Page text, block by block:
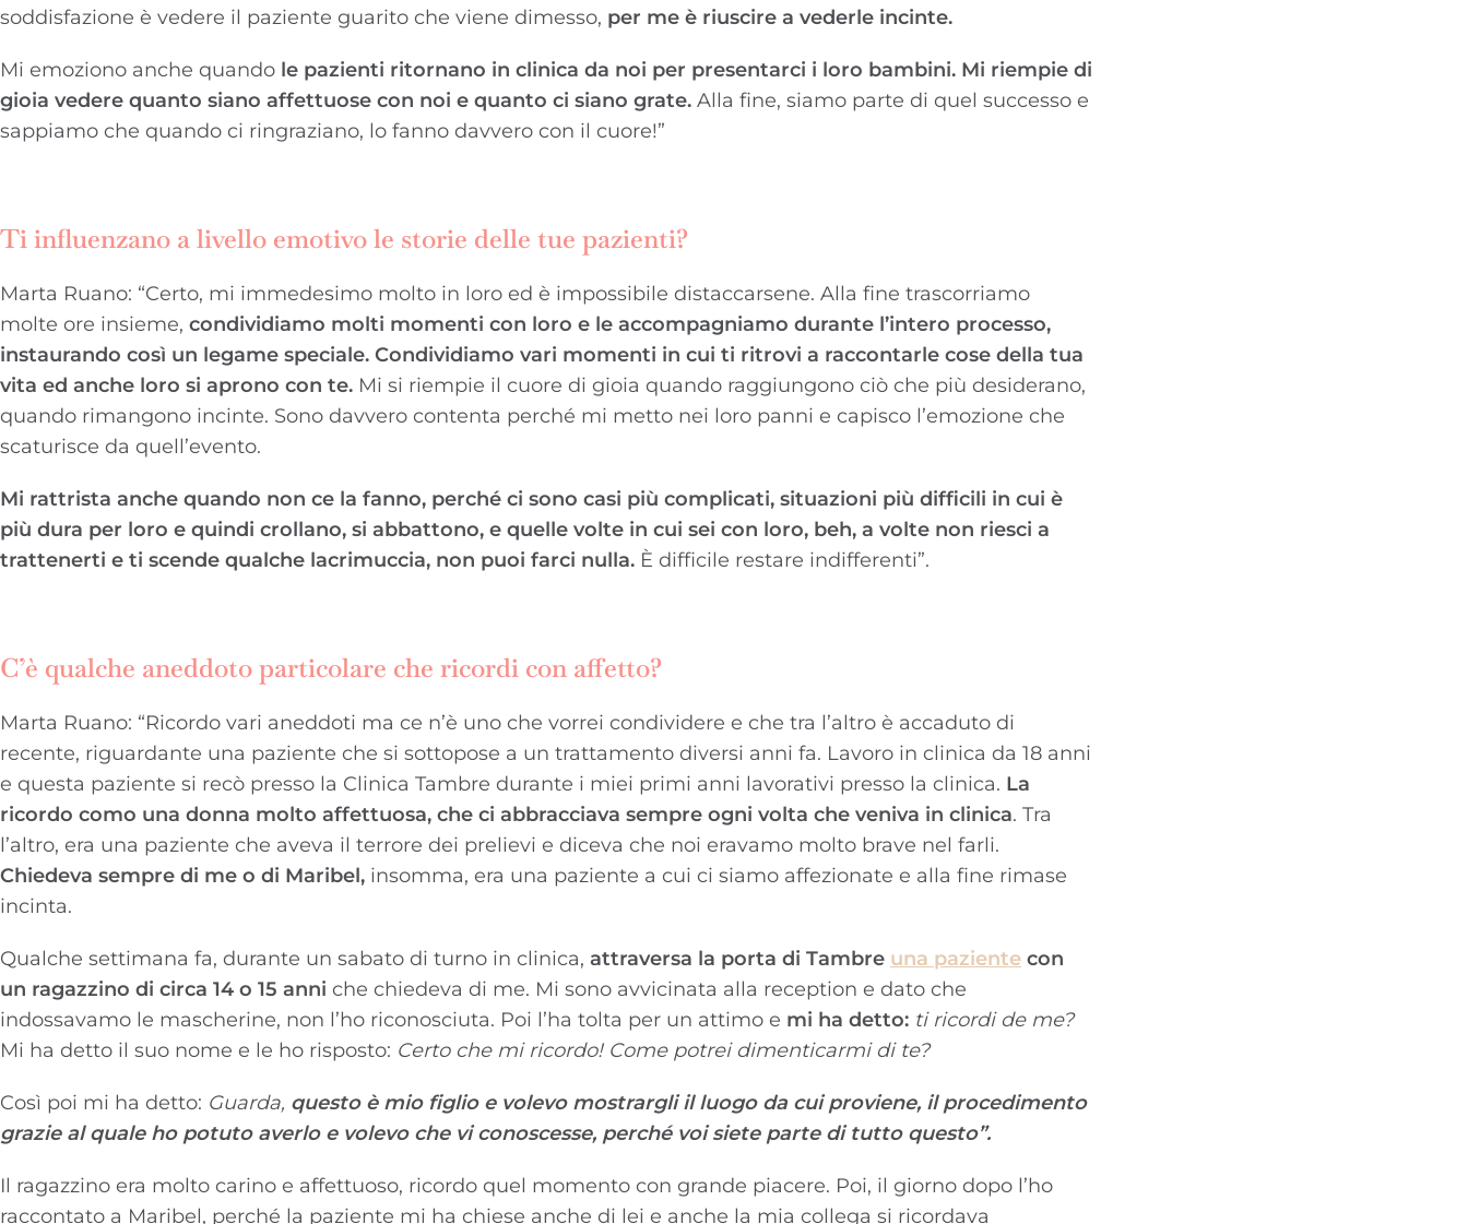
soddisfazione è vedere il paziente guarito che viene dimesso, per me è riuscire a vederle incinte.
Mi emoziono anche quando le pazienti ritornano in clinica da noi per presentarci i loro bambini. Mi riempie di
gioia vedere quanto siano affettuose con noi e quanto ci siano grate. Alla fine, siamo parte di quel successo e
sappiamo che quando ci ringraziano, lo fanno davvero con il cuore!”
Ti influenzano a livello emotivo le storie delle tue pazienti?
Marta Ruano: “Certo, mi immedesimo molto in loro ed è impossibile distaccarsene. Alla fine trascorriamo
molte ore insieme, condividiamo molti momenti con loro e le accompagniamo durante l’intero processo,
instaurando così un legame speciale. Condividiamo vari momenti in cui ti ritrovi a raccontarle cose della tua
vita ed anche loro si aprono con te. Mi si riempie il cuore di gioia quando raggiungono ciò che più desiderano,
quando rimangono incinte. Sono davvero contenta perché mi metto nei loro panni e capisco l’emozione che
scaturisce da quell’evento.
Mi rattrista anche quando non ce la fanno, perché ci sono casi più complicati, situazioni più difficili in cui è
più dura per loro e quindi crollano, si abbattono, e quelle volte in cui sei con loro, beh, a volte non riesci a
trattenerti e ti scende qualche lacrimuccia, non puoi farci nulla. È difficile restare indifferenti”.
C’è qualche aneddoto particolare che ricordi con affetto?
Marta Ruano: “Ricordo vari aneddoti ma ce n’è uno che vorrei condividere e che tra l’altro è accaduto di
recente, riguardante una paziente che si sottopose a un trattamento diversi anni fa. Lavoro in clinica da 18 anni
e questa paziente si recò presso la Clinica Tambre durante i miei primi anni lavorativi presso la clinica. La
ricordo como una donna molto affettuosa, che ci abbracciava sempre ogni volta che veniva in clinica. Tra
l’altro, era una paziente che aveva il terrore dei prelievi e diceva che noi eravamo molto brave nel farli.
Chiedeva sempre di me o di Maribel, insomma, era una paziente a cui ci siamo affezionate e alla fine rimase
incinta.
Qualche settimana fa, durante un sabato di turno in clinica, attraversa la porta di Tambre una paziente con
un ragazzino di circa 14 o 15 anni che chiedeva di me. Mi sono avvicinata alla reception e dato che
indossavamo le mascherine, non l’ho riconosciuta. Poi l’ha tolta per un attimo e mi ha detto: ti ricordi de me?
Mi ha detto il suo nome e le ho risposto: Certo che mi ricordo! Come potrei dimenticarmi di te?
Così poi mi ha detto: Guarda, questo è mio figlio e volevo mostrargli il luogo da cui proviene, il procedimento
grazie al quale ho potuto averlo e volevo che vi conoscesse, perché voi siete parte di tutto questo”.
Il ragazzino era molto carino e affettuoso, ricordo quel momento con grande piacere. Poi, il giorno dopo l’ho
raccontato a Maribel, perché la paziente mi ha chiese anche di lei e anche la mia collega si ricordava